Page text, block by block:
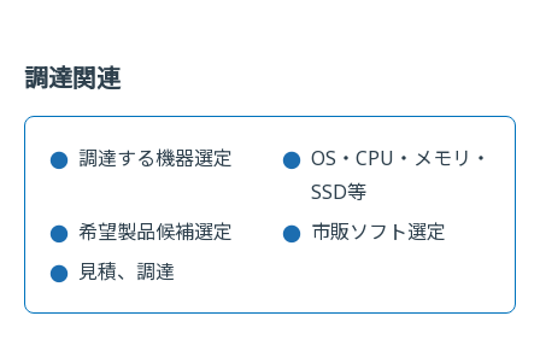
調達関連
調達する機器選定
OS・CPU・メモリ・
SSD等
希望製品候補選定
市販ソフト選定
見積、調達